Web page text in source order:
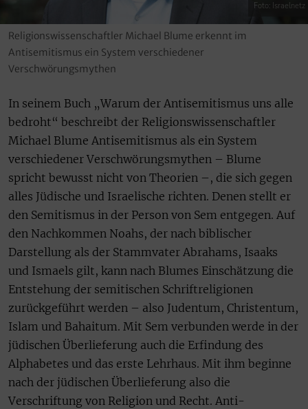
Foto: Israelnetz
Religionswissenschaftler Michael Blume erkennt im
Antisemitismus ein System verschiedener
Verschwörungsmythen
In seinem Buch „Warum der Antisemitismus uns alle
bedroht“ beschreibt der Religionswissenschaftler
Michael Blume Antisemitismus als ein System
verschiedener Verschwörungsmythen – Blume
spricht bewusst nicht von Theorien –, die sich gegen
alles Jüdische und Israelische richten. Denen stellt er
den Semitismus in der Person von Sem entgegen. Auf
den Nachkommen Noahs, der nach biblischer
Darstellung als der Stammvater Abrahams, Isaaks
und Ismaels gilt, kann nach Blumes Einschätzung die
Entstehung der semitischen Schriftreligionen
zurückgeführt werden – also Judentum, Christentum,
Islam und Bahaitum. Mit Sem verbunden werde in der
jüdischen Überlieferung auch die Erfindung des
Alphabetes und das erste Lehrhaus. Mit ihm beginne
nach der jüdischen Überlieferung also die
Verschriftung von Religion und Recht. Anti-